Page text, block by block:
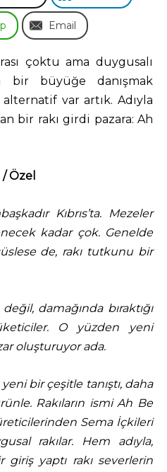
Email
çoktu ama duygusalı
bir büyüğe danışmak
var artık. Adıyla
bir rakı girdi pazara: Ah
Özel
Kıbrıs’ta. Mezeler
kadar çok. Genelde
de, rakı tutkunu bir
damağında bıraktığı
O yüzden yeni
oluşturuyor ada.
bir çeşitle tanıştı, daha
Rakıların ismi Ah Be
üreticilerinden Sema İçkileri
rakılar. Hem adıyla,
giriş yaptı rakı severlerin